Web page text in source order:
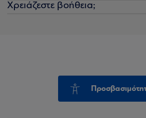
Χρειάζεστε βοήθεια;